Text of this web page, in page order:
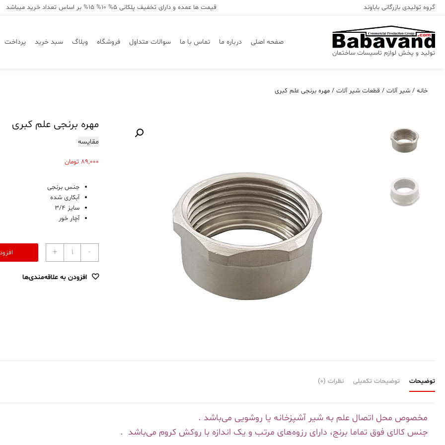
Skip
to
گروه تولیدی بازرگانی باباوند قیمت ها عمده و دارای تخفیف پلکانی 5% 10% 15% بر اساس تعداد خرید میباشد
تولید و پخش لوازم تاسیسات ساختمان
صفحه اصلی درباره ما تماس با ما سوالات متداول فروشگاه وبلاگ سبد خرید پرداخت
خانه / شیر آلات / قطعات شیر آلات / مهره برنجی علم کبری
مهره برنجی علم کبری
مقایسه
89,000 تومان
جنس برنجی
آبکاری شده
سایز 3/4
آچار خور
-
+
افزودن به علاقه‌مندی‌ها
توضیحات توضیحات تکمیلی نظرات (0)
مخصوص محل اتصال علم به شیر آشپزخانه یا روشویی می‌باشد .
جنس کالای فوق تماما برنج، دارای رزوه‌های مرتب و یک اندازه با روکش کروم می‌باشد .